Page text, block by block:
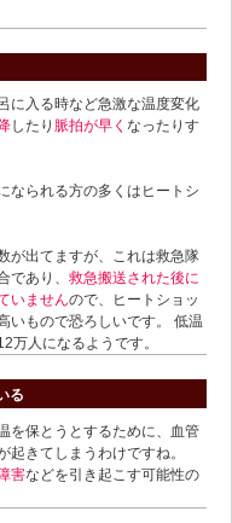
に入る時など急激な温度変化
したり 脈拍が早く なったりす
なられる方の多くはヒートシ
が出てますが、これは救急隊
であり、 救急搬送された後に
いませんので、ヒートショッ
いもので恐ろしいです。 低温
万人になるようです。
る
を保とうとするために、血管
きてしまうわけですね。
害などを引き起こす可能性の